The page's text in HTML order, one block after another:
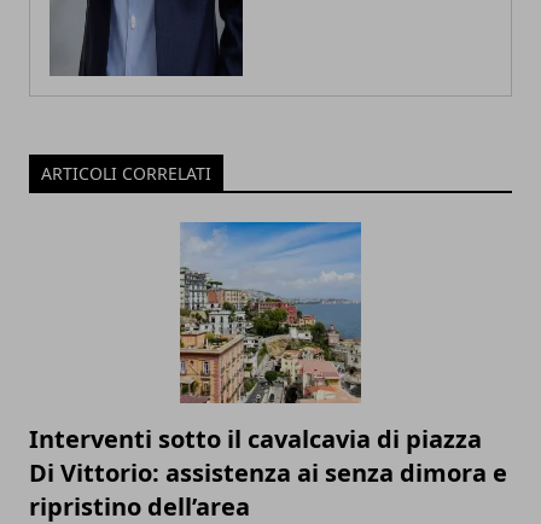
ARTICOLI CORRELATI
Interventi sotto il cavalcavia di piazza
Di Vittorio: assistenza ai senza dimora e
ripristino dell’area